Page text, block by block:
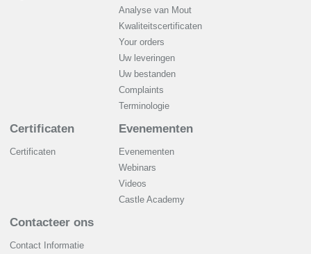
Analyse van Mout
Kwaliteitscertificaten
Your orders
Uw leveringen
Uw bestanden
Complaints
Terminologie
Certificaten
Certificaten
Evenementen
Evenementen
Webinars
Videos
Castle Academy
Contacteer ons
Contact Informatie